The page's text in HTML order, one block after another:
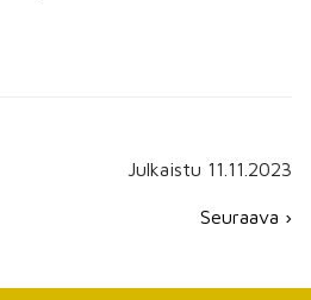
Julkaistu 11.11.2023
Seuraava ›